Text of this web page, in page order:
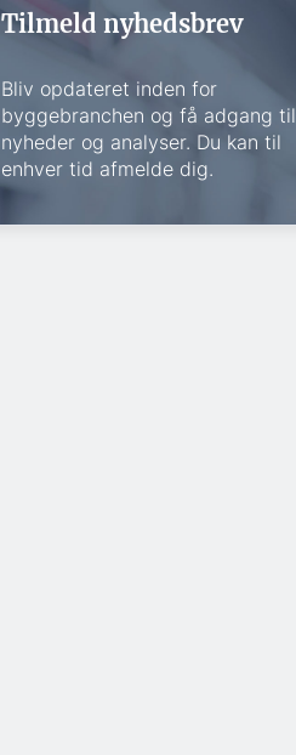
Tilmeld nyhedsbrev
Bliv opdateret inden for
byggebranchen og få adgang til
nyheder og analyser. Du kan til
enhver tid afmelde dig.